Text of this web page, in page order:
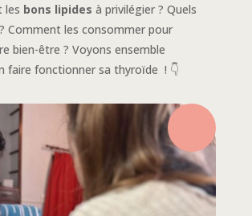
les bons lipides à privilégier ? Quels
Comment les consommer pour
bien-être ? Voyons ensemble
faire fonctionner sa thyroïde ! 👇